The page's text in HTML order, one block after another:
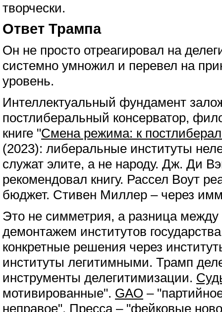
творчески.
Ответ Трампа
Он не просто отреагировал на
системно умножил и перевел на
уровень.
Интеллектуальный фундамент
постлиберальный консерватор,
книге "Смена режима: к
(2023): либеральные институты
служат элите, а не народу. Дж. Ди
рекомендовал книгу. Рассел Воут
бюджет. Стивен Миллер – через
Это не симметрия, а разница между
демонтажем институтов
конкретные решения через
институты легитимными. Трамп
инструменты делегитимизации.
мотивированные". GAO –
неправое". Пресса – "фейковые